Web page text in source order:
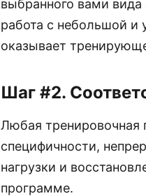
выбранного вами вида
работа с небольшой и
оказывает
Шаг #2.
Любая тренировочная
специфичности,
нагрузки и
программе.